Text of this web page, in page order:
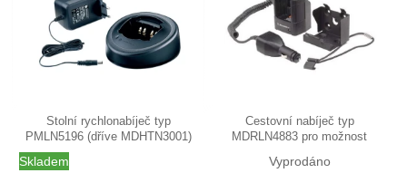
Stolní rychlonabíječ typ
PMLN5196 (dříve MDHTN3001)
Skladem
Cestovní nabíječ typ
MDRLN4883 pro možnost
Vyprodáno